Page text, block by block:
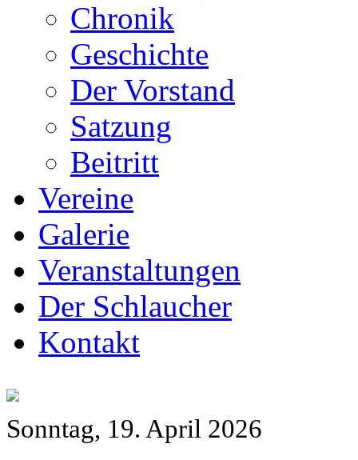
Chronik
Geschichte
Der Vorstand
Satzung
Beitritt
Vereine
Galerie
Veranstaltungen
Der Schlaucher
Kontakt
Sonntag, 19. April 2026